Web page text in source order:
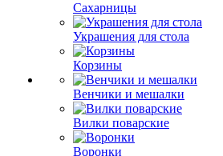
Сахарницы
Украшения для стола
Корзины
Венчики и мешалки
Вилки поварские
Воронки